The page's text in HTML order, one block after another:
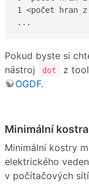
1 <počet hran
...
Pokud byste si
nástroj
dot z
OGDF.
Minimální
Minimální kostry
elektrického
v počítačových